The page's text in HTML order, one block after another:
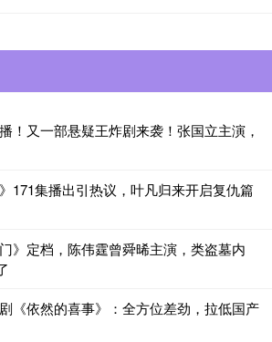
！又一部悬疑王炸剧来袭！张国立主演，
171集播出引热议，叶凡归来开启复仇篇
》定档，陈伟霆曾舜晞主演，类盗墓内
《依然的喜事》：全方位差劲，拉低国产